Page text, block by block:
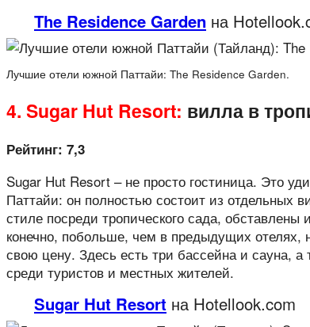
The Residence Garden на
Лучшие отели южной Паттайи: The Residence Garden.
4. Sugar Hut Resort: вилла в
Рейтинг: 7,3
Sugar Hut Resort – не просто гостиница. Это
Паттайи: он полностью состоит из отдельных
стиле посреди тропического сада,
конечно, побольше, чем в предыдущих отелях,
свою цену. Здесь есть три бассейна и сауна, а
среди туристов и местных жителей.
Sugar Hut Resort на Hotellook.com